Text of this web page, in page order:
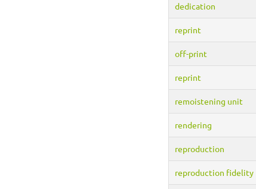
dedication
reprint
off-print
reprint
remoistening unit
rendering
reproduction
reproduction fidelity